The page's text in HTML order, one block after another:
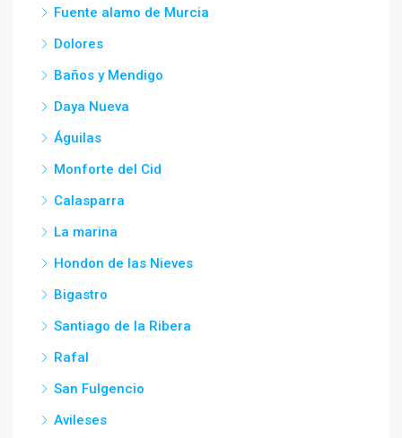
Fuente alamo de Murcia
Dolores
Baños y Mendigo
Daya Nueva
Águilas
Monforte del Cid
Calasparra
La marina
Hondon de las Nieves
Bigastro
Santiago de la Ribera
Rafal
San Fulgencio
Avileses